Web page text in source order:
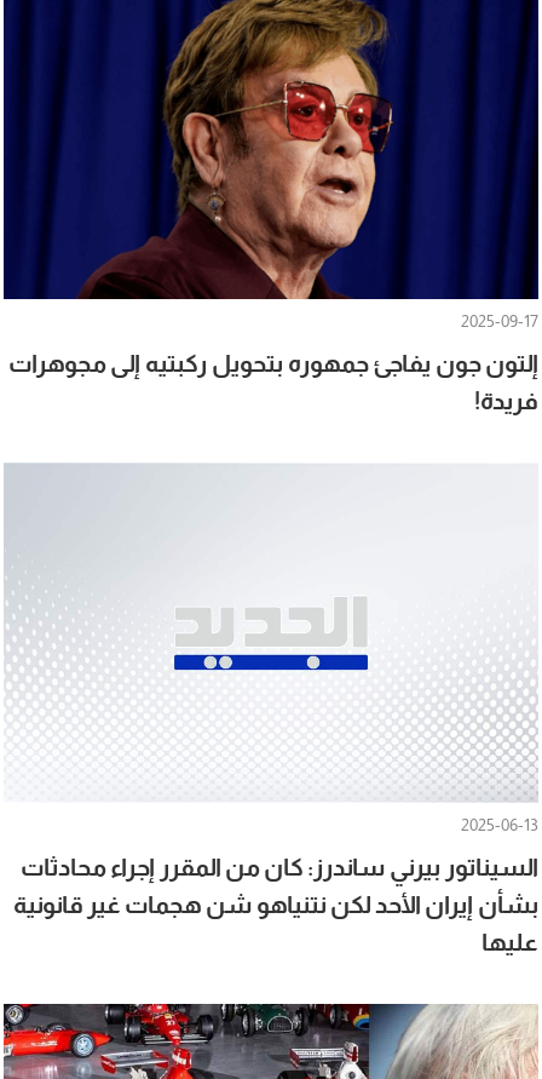
2025-09-17
إلتون جون يفاجئ جمهوره بتحويل ركبتيه إلى مجوهرات
فريدة!
2025-06-13
السيناتور بيرني ساندرز: كان من المقرر إجراء محادثات
بشأن إيران الأحد لكن نتنياهو شن هجمات غير قانونية
عليها